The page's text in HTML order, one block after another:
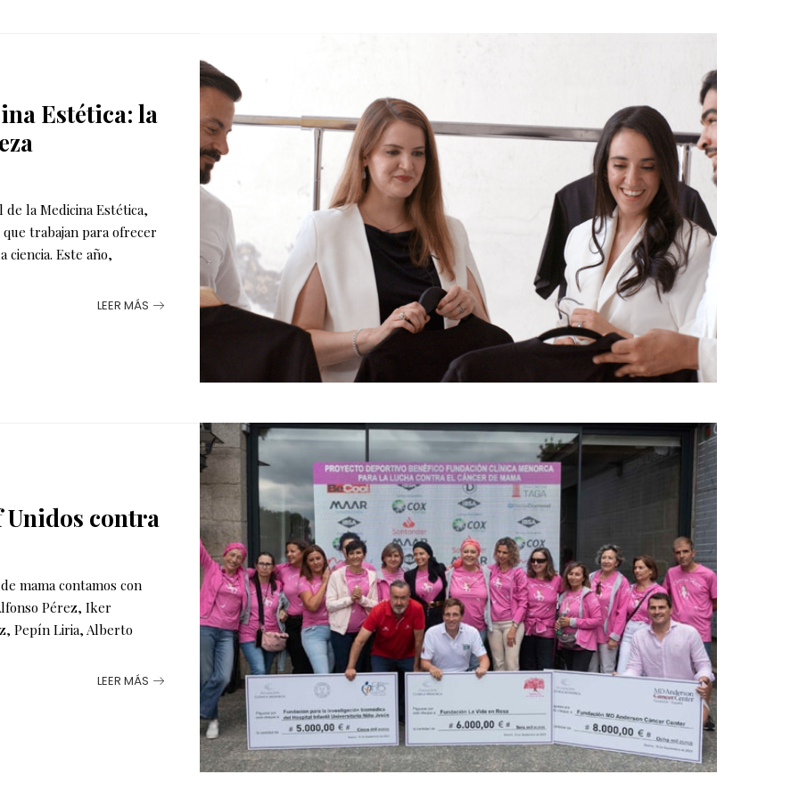
Estética: la
la Medicina Estética,
trabajan para ofrecer
ciencia. Este año,
LEER MÁS
Unidos contra
mama contamos con
Pérez, Iker
Pepín Liria, Alberto
LEER MÁS